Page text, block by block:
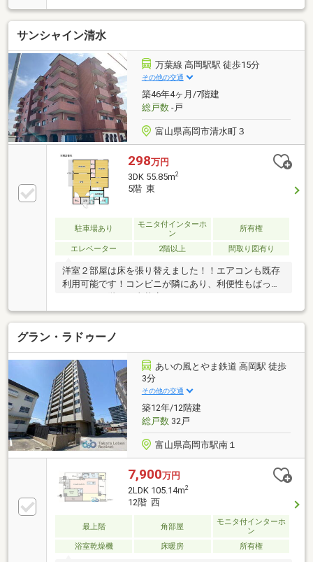
な立地です。幹線道路が近く便利な立地ながら、周辺
は静かで穏やかな住宅街。暮らしやすい住環境が整っ
ています。6階建ての2階部分で、エレベーター・階段
どちらも利用しやすいお部屋です。2018年にリフォー
ム済み。内窓を施工し、断熱性を高めています。
サンシャイン清水
万葉線 高岡駅駅 徒歩15分
その他の交通
築46年4ヶ月/7階建
総戸数-戸
富山県高岡市清水町３
298万円
3DK 55.85m2
5階 東
駐車場あり
モニタ付インターホ
ン
所有権
エレベーター 2階以上 間取り図有り
洋室２部屋は床を張り替えました！！エアコンも既存
利用可能です！コンビニが隣にあり、利便性もばっち
グラン・ラドゥーノ
あいの風とやま鉄道 高岡駅 徒歩
3分
その他の交通
築12年/12階建
総戸数32戸
富山県高岡市駅南１
7,900万円
2LDK 105.14m2
12階 西
最上階 角部屋
モニタ付インターホ
ン
浴室乾燥機
床暖房 所有権